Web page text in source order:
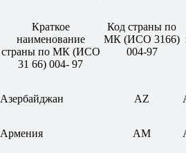
Краткое
наименование
страны по МК (ИСО
31 66) 004- 97
Код страны по
МК (ИСО 3166)
004-97
Азербайджан AZ
Армения AM